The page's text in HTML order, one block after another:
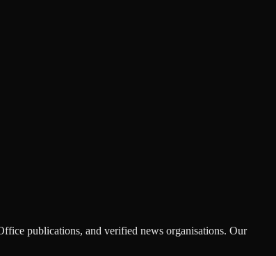
publications, and verified news organisations. Our